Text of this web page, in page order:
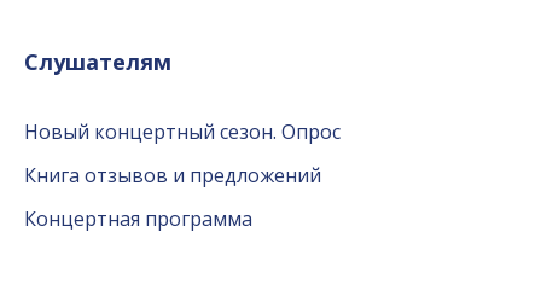
Слушателям
Новый концертный сезон. Опрос
Книга отзывов и предложений
Концертная программа